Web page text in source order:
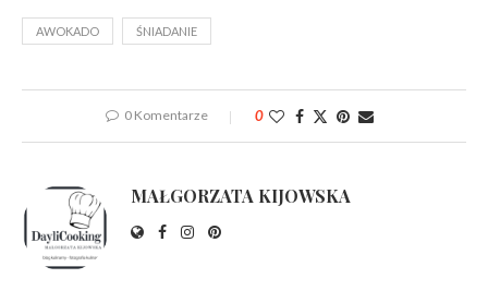
AWOKADO ŚNIADANIE
0 Komentarze 0
MAŁGORZATA KIJOWSKA